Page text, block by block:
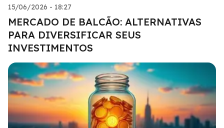
15/06/2026 - 18:27
MERCADO DE BALCÃO: ALTERNATIVAS
PARA DIVERSIFICAR SEUS
INVESTIMENTOS